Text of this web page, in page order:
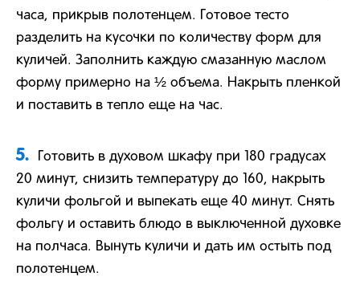
часа, прикрыв полотенцем. Готовое тесто
разделить на кусочки по количеству форм для
куличей. Заполнить каждую смазанную маслом
форму примерно на ½ объема. Накрыть пленкой
и поставить в тепло еще на час.
5.
Готовить в духовом шкафу при 180 градусах
20 минут, снизить температуру до 160, накрыть
куличи фольгой и выпекать еще 40 минут. Снять
фольгу и оставить блюдо в выключенной духовке
на полчаса. Вынуть куличи и дать им остыть под
полотенцем.